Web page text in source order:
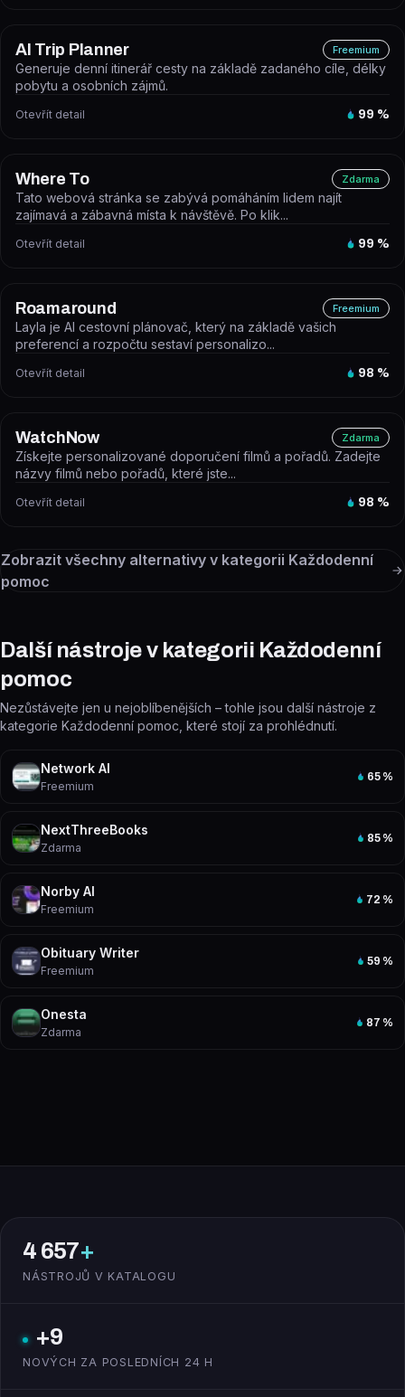
AI Trip Planner Freemium
Generuje denní itinerář cesty na základě zadaného cíle, délky
pobytu a osobních zájmů.
Otevřít detail 99 %
Where To Zdarma
Tato webová stránka se zabývá pomáháním lidem najít
zajímavá a zábavná místa k návštěvě. Po klik...
Otevřít detail 99 %
Roamaround Freemium
Layla je AI cestovní plánovač, který na základě vašich
preferencí a rozpočtu sestaví personalizo...
Otevřít detail 98 %
WatchNow Zdarma
Získejte personalizované doporučení filmů a pořadů. Zadejte
názvy filmů nebo pořadů, které jste...
Otevřít detail 98 %
Zobrazit všechny alternativy v kategorii Každodenní
pomoc
Další nástroje v kategorii Každodenní
pomoc
Nezůstávejte jen u nejoblíbenějších – tohle jsou další nástroje z
kategorie Každodenní pomoc, které stojí za prohlédnutí.
Network AI
Freemium
65 %
NextThreeBooks
Zdarma
85 %
Norby AI
Freemium
72 %
Obituary Writer
Freemium
59 %
Onesta
Zdarma
87 %
4 657+
NÁSTROJŮ V KATALOGU
+9
NOVÝCH ZA POSLEDNÍCH 24 H